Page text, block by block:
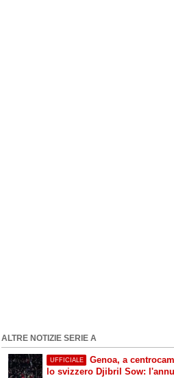
ALTRE NOTIZIE SERIE A
UFFICIALE
Genoa, a
lo svizzero Djibril Sow: